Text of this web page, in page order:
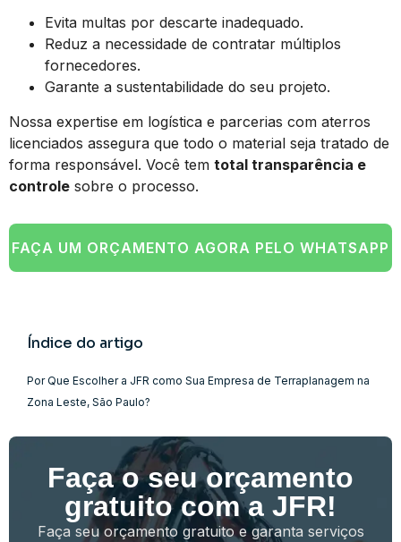
Evita multas por descarte inadequado.
Reduz a necessidade de contratar múltiplos
fornecedores.
Garante a sustentabilidade do seu projeto.
Nossa expertise em logística e parcerias com aterros
licenciados assegura que todo o material seja tratado de
forma responsável. Você tem total transparência e
controle sobre o processo.
FAÇA UM ORÇAMENTO AGORA PELO WHATSAPP
Índice do artigo
Por Que Escolher a JFR como Sua Empresa de Terraplanagem na
Zona Leste, São Paulo?
Faça o seu orçamento
gratuito com a JFR!
Faça seu orçamento gratuito e garanta serviços